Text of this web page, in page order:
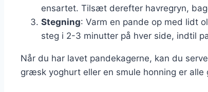
ensartet. Tilsæt derefter havregryn,
Stegning: Varm en pande op med lidt
steg i 2-3 minutter på hver side, indtil
Når du har lavet pandekagerne, kan du
græsk yoghurt eller en smule honning er